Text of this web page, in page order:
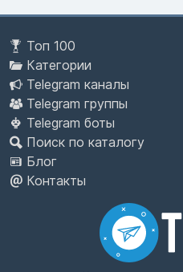
Топ 100
Категории
Telegram каналы
Telegram группы
Telegram боты
Поиск по каталогу
Блог
Контакты